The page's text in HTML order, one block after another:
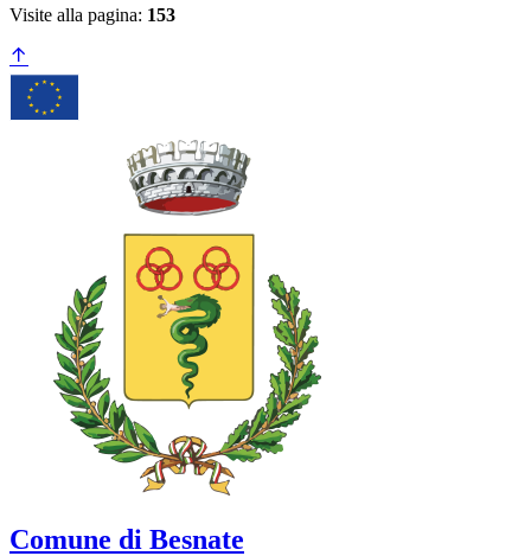
Visite alla pagina: 153
Comune di Besnate